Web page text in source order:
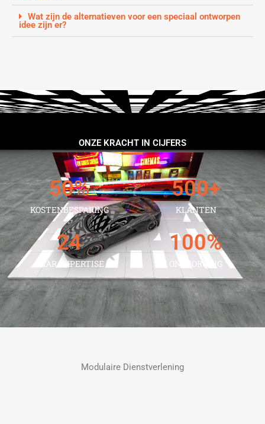
Wat zijn de alternatieven voor een speciaal ontworpen
idee zijn er?
ONZE KRACHT IN CIJFERS
KOSTENBESPARING
50%
KLANTEN
500+
JAAR EXPERTISE
24
ONTZORGING
100%
Modulaire Dienstverlening